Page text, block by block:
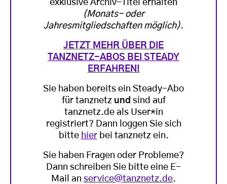
exklusive Archiv-Titel erhalten
(Monats- oder
Jahresmitgliedschaften möglich).
JETZT MEHR ÜBER DIE
TANZNETZ-ABOS BEI STEADY
ERFAHREN!
Sie haben bereits ein Steady-Abo
für tanznetz und sind auf
tanznetz.de als User*in
registriert? Dann loggen Sie sich
bitte hierbei tanznetz ein.
Sie haben Fragen oder Probleme?
Dann schreiben Sie bitte eine E-
Mail an service@tanznetz.de.